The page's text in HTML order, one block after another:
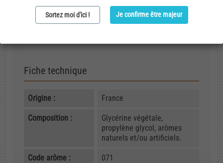
Fiche technique
Origine : France
Composition :
Glycérine végétale,
propylène glycol, arômes
naturels et/ou artificiels.
Code arôme : 071
Sortez moi d'ici ! Je confirme être majeur